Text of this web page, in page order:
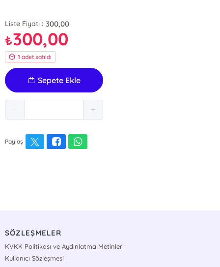
Liste Fiyatı : 300,00
₺300,00
1 adet satıldı
Sepete Ekle
Paylaş
SÖZLEŞMELER
KVKK Politikası ve Aydınlatma Metinleri
Kullanıcı Sözleşmesi